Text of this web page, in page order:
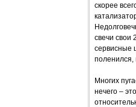
скорее
свечи свои
сервисные
поленился,
Многих
нечего –